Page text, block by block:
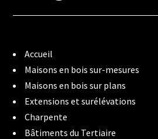
Accueil
Maisons en bois sur-mesures
Maisons en bois sur plans
Extensions et surélévations
Charpente
Bâtiments du Tertiaire